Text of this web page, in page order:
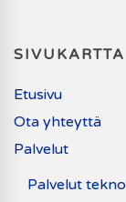
SIVUKARTTA
Etusivu
Ota yhteyttä
Palvelut
Palvelut